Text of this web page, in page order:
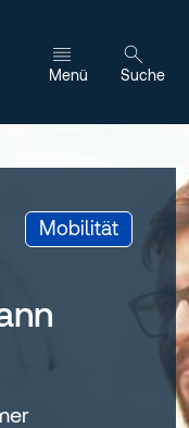
Menü Suche
Mobilität: